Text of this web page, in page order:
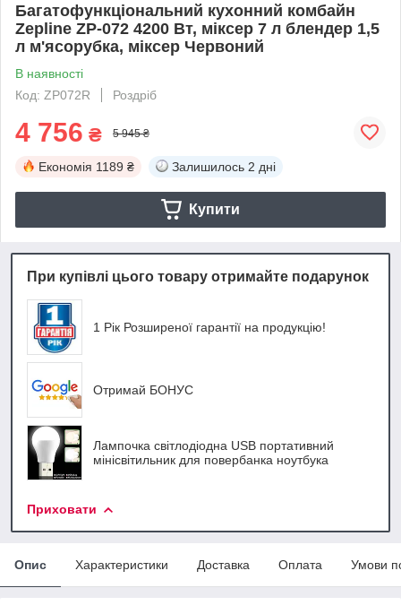
Багатофункціональний кухонний комбайн
Zepline ZP-072 4200 Вт, міксер 7 л блендер 1,5
л м'ясорубка, міксер Червоний
В наявності
Код: ZP072R
Роздріб
4 756 ₴ 5 945 ₴
Економія 1189 ₴ Залишилось 2 дні
Купити
При купівлі цього товару отримайте подарунок
1 Рік Розширеної гарантії на продукцію!
Отримай БОНУС
Лампочка світлодіодна USB портативний
мінісвітильник для повербанка ноутбука
Приховати
Опис Характеристики Доставка Оплата Умови